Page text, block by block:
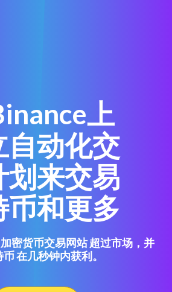
上
自动化交
划来交易
币和更多
密货币交易网站 超过市场，并
在几秒钟内获利。